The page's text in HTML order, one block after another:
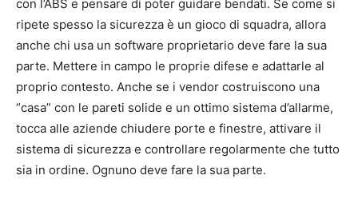
con l’ABS e pensare di poter guidare bendati. Se come si
ripete spesso la sicurezza è un gioco di squadra, allora
anche chi usa un software proprietario deve fare la sua
parte. Mettere in campo le proprie difese e adattarle al
proprio contesto. Anche se i vendor costruiscono una
“casa” con le pareti solide e un ottimo sistema d’allarme,
tocca alle aziende chiudere porte e finestre, attivare il
sistema di sicurezza e controllare regolarmente che tutto
sia in ordine. Ognuno deve fare la sua parte.